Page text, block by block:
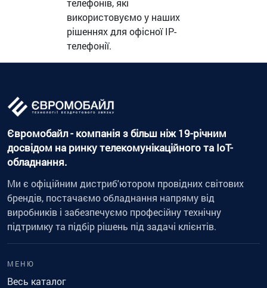
телефонів, які
використовуємо у наших
рішеннях для офісної IP-
телефонії.
Євромобайл - компанія з більш ніж 19-річним
досвідом на ринку телекомунікаційного та IoT-
обладнання.
Ми є офіційним дистриб'ютором провідних світових
брендів, постачаємо обладнання напряму від
виробників і забезпечуємо професійну технічну
підтримку та підбір рішень під задачі клієнтів.
МЕНЮ
Весь каталог